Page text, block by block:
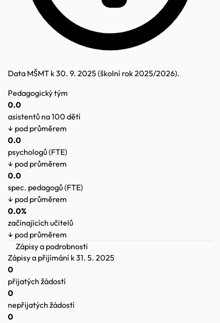
Data MŠMT k 30. 9. 2025 (školní rok 2025/2026).
Pedagogický tým
0.0
asistentů na 100 dětí
↓ pod průměrem
0.0
psychologů (FTE)
↓ pod průměrem
0.0
spec. pedagogů (FTE)
↓ pod průměrem
0.0%
začínajících učitelů
↓ pod průměrem
Zápisy a podrobnosti
Zápisy a přijímání k 31. 5. 2025
0
přijatých žádostí
0
nepřijatých žádostí
0